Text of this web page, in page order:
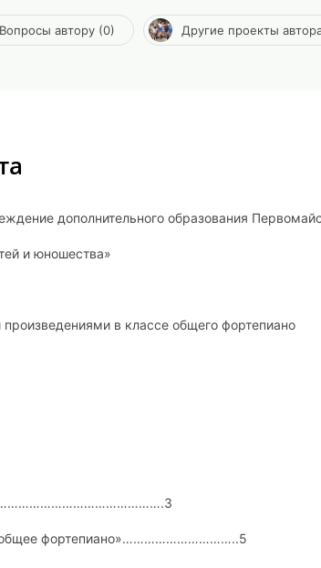
Вопросы автору (0) Другие проекты
дополнительного образования
и юношества»
в классе общего фортепиано
фортепиано»…………………………..5